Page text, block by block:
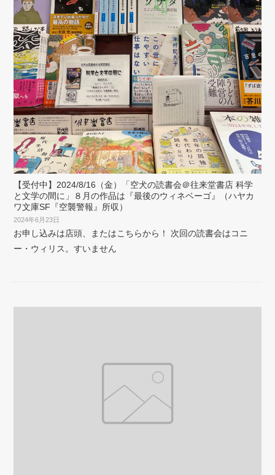
【受付中】2024/8/16（金）「空犬の読書会＠往来堂書店 科学
と文学の間に」８月の作品は『最後のウィネベーゴ』（ハヤカ
ワ文庫SF『空襲警報』所収）
2024年6月23日
お申し込みは店頭、またはこちらから！ 次回の読書会はコニ
ー・ウィリス。すいません